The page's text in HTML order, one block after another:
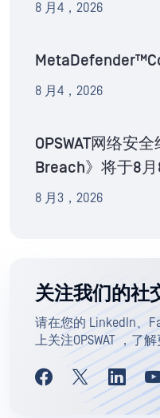
8 月4，2026
8 月4，2026
OPSWAT网络安
Breach》将于8
8 月3，2026
关注我们的社
请在您的 LinkedIn、
上关注OPSWAT ，了